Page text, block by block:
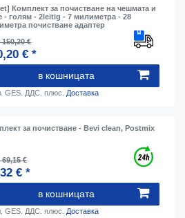
Комплект за почистване на чешмата и
- голям - 2leitig - 7 милиметра - 28
почистване адаптер
150,20 €
€ *
в кошницата
GES. ДДС. плюс. Доставка
за почистване - Bevi clean, Postmix
69,15 €
€ *
в кошницата
GES. ДДС. плюс. Доставка